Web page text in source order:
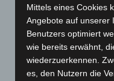
April 2025(88)
März 2025(111)
Februar 2025(96)
Januar 2025(88)
Mittels eines Cookies
Angebote auf unserer
Benutzers optimiert
wie bereits erwähnt,
wiederzuerkennen.
es, den Nutzern die